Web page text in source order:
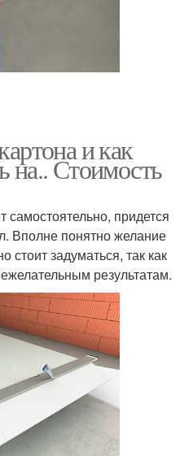
и как
на.. Стоимость
придется
Вполне понятно желание
стоит задуматься, так как
результатам.